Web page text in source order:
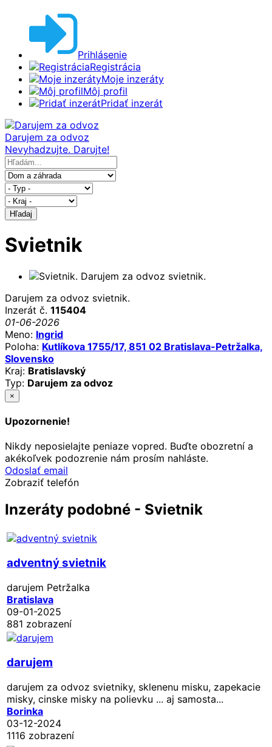
Prihlásenie
Registrácia
Moje inzeráty
Môj profil
Pridať inzerát
Darujem za odvoz
Nevyhadzujte. Darujte!
Hľadaj
Svietnik
Darujem za odvoz svietnik.
Inzerát č. 115404
01-06-2026
Meno: Ingrid
Poloha: Kutlíkova 1755/17, 851 02 Bratislava-Petržalka,
Slovensko
Kraj: Bratislavský
Typ: Darujem za odvoz
×
Upozornenie!
Nikdy neposielajte peniaze vopred. Buďte obozretní a
akékoľvek podozrenie nám prosím nahláste.
Odoslať email
Zobraziť telefón
Inzeráty podobné - Svietnik
adventný svietnik
darujem Petržalka
Bratislava
09-01-2025
881 zobrazení
darujem
darujem za odvoz svietniky, sklenenu misku, zapekacie
misky, cinske misky na polievku ... aj samosta...
Borinka
03-12-2024
1116 zobrazení